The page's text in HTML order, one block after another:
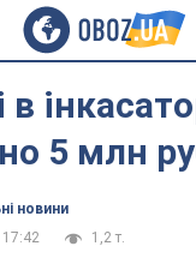
5 млн
новини
1,2 т.